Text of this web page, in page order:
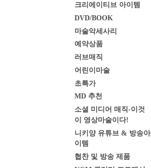
크리에이티브 아이템
DVD/BOOK
마술악세사리
예약상품
러브매직
어린이마술
초특가
MD 추천
소셜 미디어 매직-이것
이 영상마술이다!
니키양 유튜브 & 방송아
이템
협찬 및 방송 제품